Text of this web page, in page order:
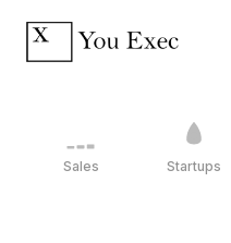
Sales Startups